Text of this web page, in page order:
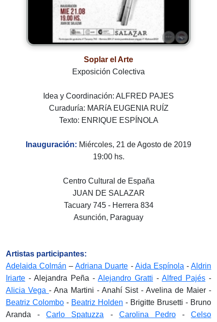
Soplar el Arte
Exposición Colectiva
Idea y Coordinación: ALFRED PAJES
Curaduría: MARíA EUGENIA RUÍZ
Texto: ENRIQUE ESPÍNOLA
Inauguración: Miércoles, 21 de Agosto de 2019
19:00 hs.
Centro Cultural de España
JUAN DE SALAZAR
Tacuary 745 - Herrera 834
Asunción, Paraguay
Artistas participantes:
Adelaida Colmán –Adriana Duarte - Aida Espínola -Aldrin
Iriarte - Alejandra Peña - Alejandro Gratti - Alfred Pajés -
Alicia Vega - Ana Martini - Anahí Sist - Avelina de Maier -
Beatriz Colombo - Beatriz Holden - Brigitte Brusetti - Bruno
Aranda -Carlo Spatuzza - Carolina Pedro- Celso